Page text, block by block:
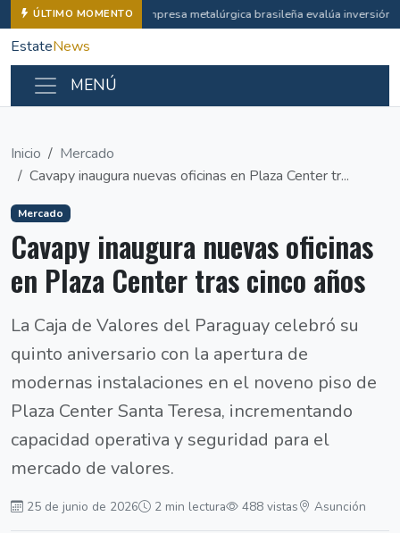
ÚLTIMO MOMENTO Empresa metalúrgica brasileña evalúa inversión
EstateNews
MENÚ
Inicio
Mercado
Cavapy inaugura nuevas oficinas en Plaza Center tr...
Mercado
Cavapy inaugura nuevas oficinas
en Plaza Center tras cinco años
La Caja de Valores del Paraguay celebró su
quinto aniversario con la apertura de
modernas instalaciones en el noveno piso de
Plaza Center Santa Teresa, incrementando
capacidad operativa y seguridad para el
mercado de valores.
25 de junio de 2026 2 min lectura 488 vistas Asunción